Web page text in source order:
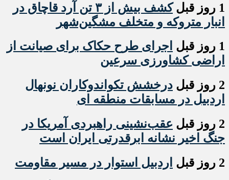
1 روز قبل
کشف بیش از ۳ تن آرد قاچاق در
انبار متروکه و متخلف مشگین‌شهر
1 روز قبل
اجرای طرح حکاک برای صیانت از
اراضی کشاورزی سرعین
2 روز قبل
درخشش تکواندوکاران نونهال
اردبیل در مسابقات منطقه ای
2 روز قبل
عقب‌نشینی راهبردی آمریکا در
جنگ اخیر نشانه ابرقدرتی ایران است
2 روز قبل
اردبیل استوار در مسیر مقاومت